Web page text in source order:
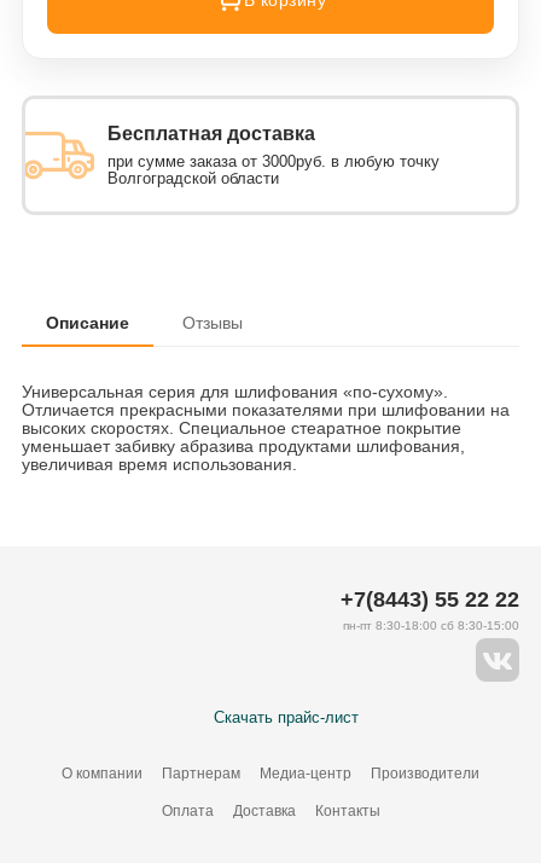
Бесплатная доставка
при сумме заказа от 3000руб. в любую точку
Волгоградской области
Описание Отзывы
Универсальная серия для шлифования «по-сухому».
Отличается прекрасными показателями при шлифовании на
высоких скоростях. Специальное стеаратное покрытие
уменьшает забивку абразива продуктами шлифования,
увеличивая время использования.
Скачать прайс-лист
О компании Партнерам Медиа-центр Производители
Оплата Доставка Контакты
+7(8443) 55 22 22
пн-пт 8:30-18:00 сб 8:30-15:00